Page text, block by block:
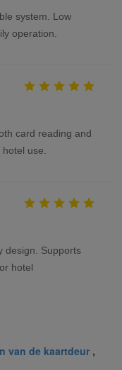
system. Low
operation.
card reading and
use.
design. Supports
hotel
van de kaartdeur ,